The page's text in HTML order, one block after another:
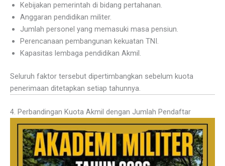
Kebijakan pemerintah di bidang pertahanan.
Anggaran pendidikan militer.
Jumlah personel yang memasuki masa pensiun.
Perencanaan pembangunan kekuatan TNI.
Kapasitas lembaga pendidikan Akmil.
Seluruh faktor tersebut dipertimbangkan sebelum kuota
penerimaan ditetapkan setiap tahunnya.
4. Perbandingan Kuota Akmil dengan Jumlah Pendaftar